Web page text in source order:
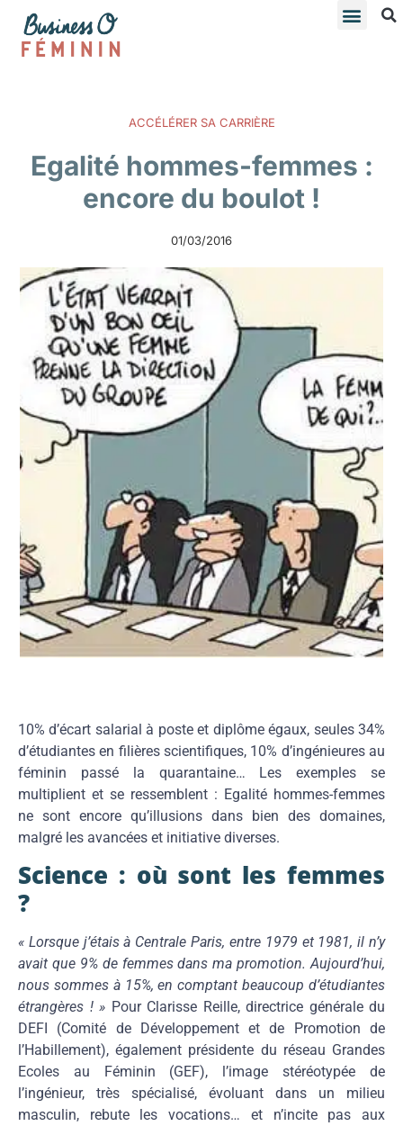
ACCÉLÉRER SA CARRIÈRE
Egalité hommes-femmes :
encore du boulot !
01/03/2016
10% d’écart salarial à poste et diplôme égaux, seules 34%
d’étudiantes en filières scientifiques, 10% d’ingénieures au
féminin passé la quarantaine… Les exemples se
multiplient et se ressemblent : Egalité hommes-femmes
ne sont encore qu’illusions dans bien des domaines,
malgré les avancées et initiative diverses.
Science : où sont les femmes
?
« Lorsque j’étais à Centrale Paris, entre 1979 et 1981, il n’y
avait que 9% de femmes dans ma promotion. Aujourd’hui,
nous sommes à 15%, en comptant beaucoup d’étudiantes
étrangères ! » Pour Clarisse Reille, directrice générale du
DEFI (Comité de Développement et de Promotion de
l’Habillement), également présidente du réseau Grandes
Ecoles au Féminin (GEF), l’image stéréotypée de
l’ingénieur, très spécialisé, évoluant dans un milieu
masculin, rebute les vocations… et n’incite pas aux